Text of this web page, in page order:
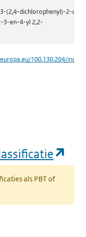
(2,4-dichlorophenyl)-2-oxo-
3-en-4-yl 2,2-
100.130.204/
als PBT of